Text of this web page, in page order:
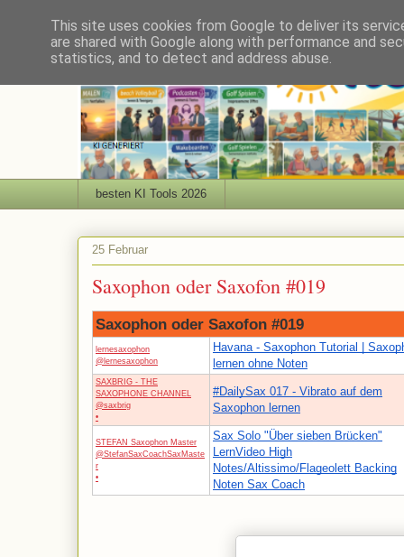
besten KI Tools 2026
25 Februar
Saxophon oder Saxofon #019
Saxophon oder Saxofon #019
lernesaxophon
@lernesaxophon
Havana - Saxophon Tutorial |
lernen ohne Noten
SAXBRIG - THE
SAXOPHONE CHANNEL
@saxbrig
•
#DailySax 017 - Vibrato auf dem
Saxophon lernen
STEFAN Saxophon Master
@StefanSaxCoachSaxMaste
r
•
Sax Solo "Über sieben Brücken"
LernVideo High
Notes/Altissimo/Flageolett Backing
Noten Sax Coach
This site uses cookies from Google to deliver its
are shared with Google along with performance and
statistics, and to detect and address abuse.